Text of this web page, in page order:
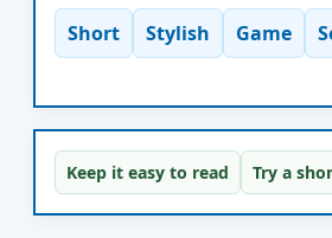
Short Stylish Game
Keep it easy to read Try a